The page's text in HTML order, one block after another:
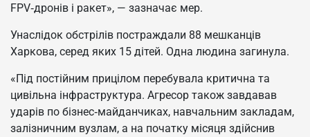
FPV‑дронів і ракет», — зазначає мер.
Унаслідок обстрілів постраждали 88 мешканців
Харкова, серед яких 15 дітей. Одна людина загинула.
«Під постійним прицілом перебувала критична та
цивільна інфраструктура. Агресор також завдавав
ударів по бізнес‑майданчиках, навчальним закладам,
залізничним вузлам, а на початку місяця здійснив